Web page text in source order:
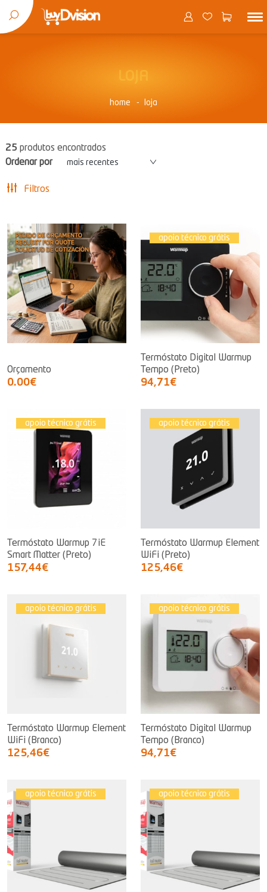
home loja
25 produtos encontrados
Ordenar por
mais recentes
Filtros
Orçamento
0.00€
apoio técnico grátis
Termóstato Digital Warmup
Tempo (Preto)
94,71€
apoio técnico grátis
Termóstato Warmup 7iE
Smart Matter (Preto)
157,44€
apoio técnico grátis
Termóstato Warmup Element
WiFi (Preto)
125,46€
apoio técnico grátis
Termóstato Warmup Element
WiFi (Branco)
125,46€
apoio técnico grátis
Termóstato Digital Warmup
Tempo (Branco)
94,71€
apoio técnico grátis apoio técnico grátis